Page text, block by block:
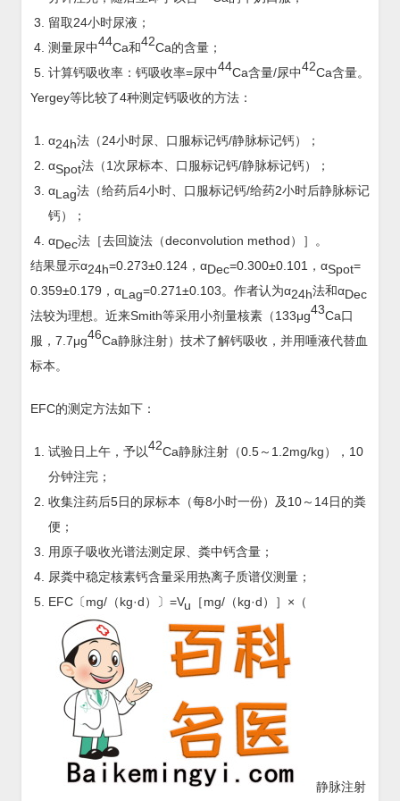
留取24小时尿液；
测量尿中44Ca和42Ca的含量；
计算钙吸收率：钙吸收率=尿中44Ca含量/尿中42Ca含量。
Yergey等比较了4种测定钙吸收的方法：
α24h法（24小时尿、口服标记钙/静脉标记钙）；
αSpot法（1次尿标本、口服标记钙/静脉标记钙）；
αLag法（给药后4小时、口服标记钙/给药2小时后静脉标记
钙）；
αDec法［去回旋法（deconvolution method）］。
结果显示α24h=0.273±0.124，αDec=0.300±0.101，αSpot=
0.359±0.179，αLag=0.271±0.103。作者认为α24h法和αDec
法较为理想。近来Smith等采用小剂量核素（133μg43Ca口
服，7.7μg46Ca静脉注射）技术了解钙吸收，并用唾液代替血
标本。
EFC的测定方法如下：
试验日上午，予以42Ca静脉注射（0.5～1.2mg/kg），10
分钟注完；
收集注药后5日的尿标本（每8小时一份）及10～14日的粪
便；
用原子吸收光谱法测定尿、粪中钙含量；
尿粪中稳定核素钙含量采用热离子质谱仪测量；
EFC〔mg/（kg·d）〕=Vu ［mg/（kg·d）］×（
静脉注射